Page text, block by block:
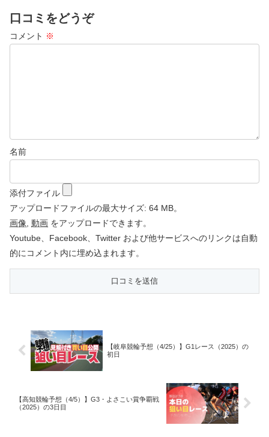
口コミをどうぞ
コメント ※
名前
添付ファイル
アップロードファイルの最大サイズ: 64 MB。
画像 動画 をアップロードできます。
Youtube、Facebook、Twitter および他サービスへのリンクは自動
的にコメント内に埋め込まれます。
【岐阜競輪予想（4/25）】G1レース（2025）の
初日
【高知競輪予想（4/5）】G3・よさこい賞争覇戦
（2025）の3日目